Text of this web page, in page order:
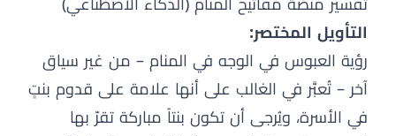
التأويل المختصر:
رؤية العبوس في الوجه في المنام – من غير سياق
آخر – تُعبَّر في الغالب على أنها علامة على قدوم بنتٍ
في الأسرة، ويُرجى أن تكون بنتاً مباركة تقرّ بها